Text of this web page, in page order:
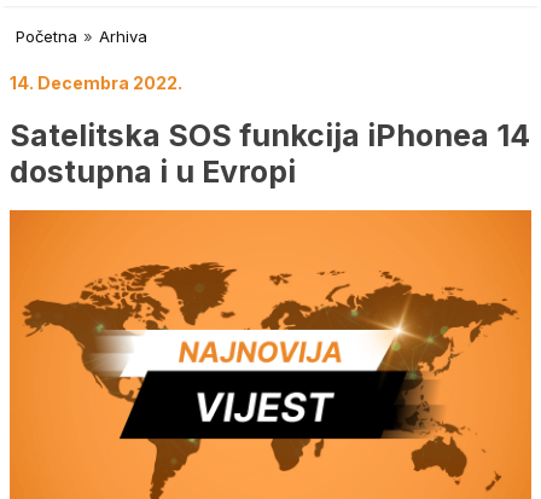
Početna » Arhiva
14. Decembra 2022.
Satelitska SOS funkcija iPhonea 14
dostupna i u Evropi